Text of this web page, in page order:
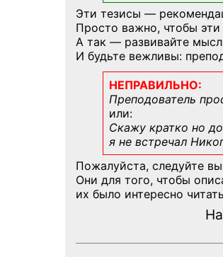
Эти тезисы —
Просто важно, чтобы
А так — развивайте
И будьте вежливы:
НЕПРАВИЛЬНО:
Преподователь
или:
Скажу кратко но
я не встречал
Пожалуйста, следуйте
Они для того, чтобы
их было интересно